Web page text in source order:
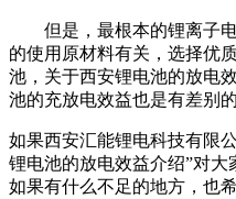
但是，最根本的锂离子
的使用原材料有关，选择优
池，关于西安锂电池的放电
池的充放电效益也是有差别的
如果西安汇能锂电科技有限
锂电池的放电效益介绍”对大
如果有什么不足的地方，也